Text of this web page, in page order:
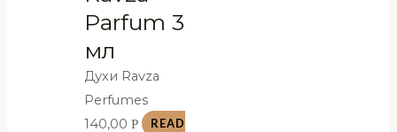
Parfum 3
мл
Духи Ravza
Perfumes
140,00Р
READ